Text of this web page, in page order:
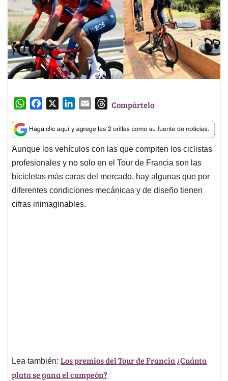
W
a
t
s
A
p
p
c
e
b
o
o
k
n
k
e
d
I
n
a
i
l
T
r
e
a
d
s
Compártelo
Aunque los vehículos con las que compiten los ciclistas
profesionales y no solo en el Tour de Francia son las
bicicletas más caras del mercado, hay algunas que por
diferentes condiciones mecánicas y de diseño tienen
cifras inimaginables.
Lea también: Los premios del Tour de Francia ¿Cuánta
plata se gana el campeón?